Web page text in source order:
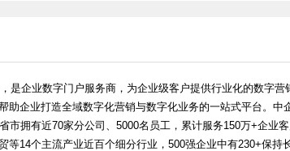
是企业数字门户服务商，为企业级客户提供行业化的数字
助企业打造全域数字化营销与数字化业务的一站式平台。
市拥有近70家分公司、5000名员工，累计服务150万+企业
等14个主流产业近百个细分行业，500强企业中有230+保